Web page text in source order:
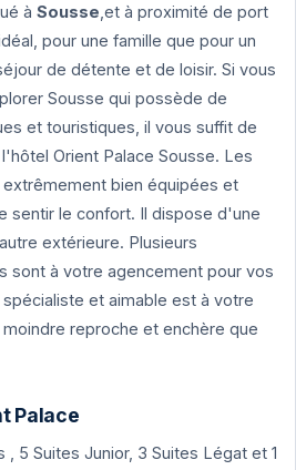
à Sousse ,et à proximité de port
pour une famille que pour un
de détente et de loisir. Si vous
Sousse qui possède de
et touristiques, il vous suffit de
Orient Palace Sousse. Les
extrêmement bien équipées et
sentir le confort. Il dispose d'une
extérieure. Plusieurs
sont à votre agencement pour vos
et aimable est à votre
moindre reproche et enchère que
Palace
5 Suites Junior, 3 Suites Légat et 1